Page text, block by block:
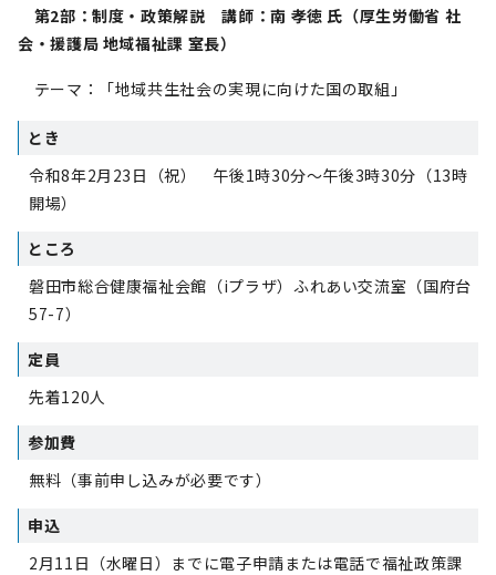
第2部：制度・政策解説 講師：南 孝徳 氏（厚生労働省 社
会・援護局 地域福祉課 室長）
テーマ：「地域共生社会の実現に向けた国の取組」
とき
令和8年2月23日（祝） 午後1時30分～午後3時30分（13時
開場）
ところ
磐田市総合健康福祉会館（iプラザ）ふれあい交流室（国府台
57-7）
定員
先着120人
参加費
無料（事前申し込みが必要です）
申込
2月11日（水曜日）までに電子申請または電話で福祉政策課